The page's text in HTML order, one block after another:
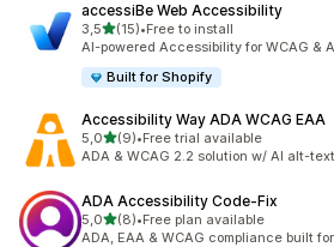
accessiBe Web Accessibility
3,5stelle su 5
(15)
15 recensioni totali
•Free to install
AI-powered Accessibility for WCAG &
Built for Shopify
Accessibility Way ADA WCAG EAA
5,0stelle su 5
(9)
9 recensioni totali
•Free trial available
ADA & WCAG 2.2 solution w/ AI alt-
ADA Accessibility Code‑Fix
5,0stelle su 5
(8)
8 recensioni totali
•Free plan available
ADA, EAA & WCAG compliance built